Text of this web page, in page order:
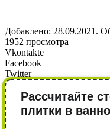
Добавлено: 28.09.2021.
1952 просмотра
Vkontakte
Facebook
Twitter
Рассчитайте
плитки в